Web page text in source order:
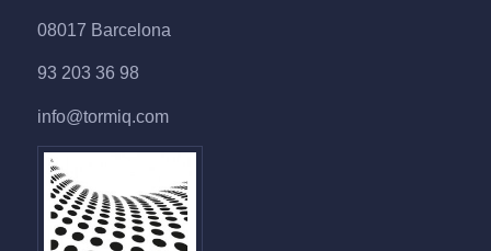
08017 Barcelona
93 203 36 98
info@tormiq.com